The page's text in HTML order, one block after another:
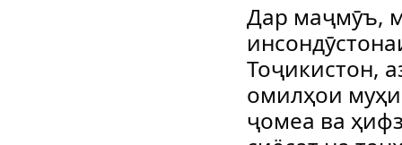
Дар маҷмӯъ,
Тоҷикистон,
омилҳои
ҷомеа ва